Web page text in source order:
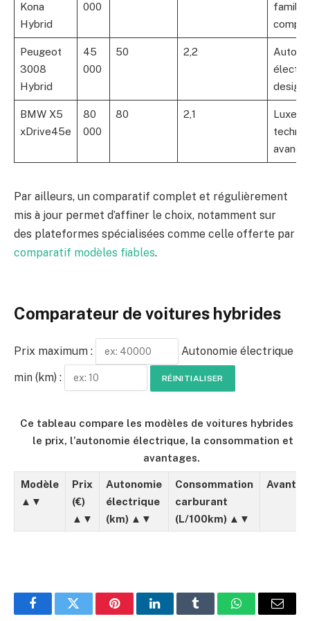
Kona
Hybrid
000
Peugeot
3008
Hybrid
45
000
50 2,2
design
BMW X5
xDrive45e
80
000
80 2,1
Luxe,
Par ailleurs, un comparatif complet et régulièrement
mis à jour permet d’affiner le choix, notamment sur
des plateformes spécialisées comme celle offerte par
comparatif modèles fiables.
Comparateur de voitures hybrides
Prix maximum :
Autonomie électrique
min (km) :
RÉINITIALISER
Ce tableau compare les modèles de voitures hybrides
le prix, l’autonomie électrique, la consommation et
avantages.
Modèle
▲▼
Prix
(€)
▲▼
Autonomie
électrique
(km) ▲▼
Consommation
carburant
(L/100km) ▲▼
FacebookTwitter PinterestLinkedInTumblr WhatsApp
E-